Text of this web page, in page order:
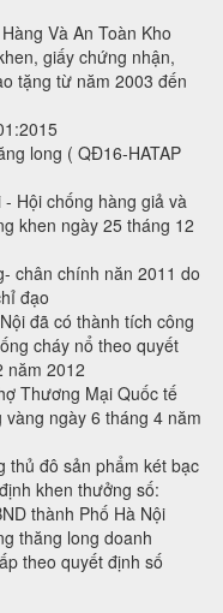
Và An Toàn Kho
giấy chứng nhận,
tặng từ năm 2003 đến
long ( QĐ16-HATAP
Hội chống hàng giả và
khen ngày 25 tháng 12
chân chính năn 2011 do
đạo
đã có thành tích công
cháy nổ theo quyết
năm 2012
Thương Mại Quốc tế
ngày 6 tháng 4 năm
thủ đô sản phẩm két bạc
khen thưởng số:
thành Phố Hà Nội
thăng long doanh
theo quyết định số